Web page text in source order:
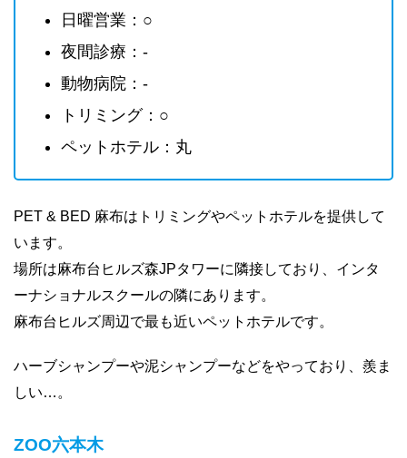
日曜営業：○
夜間診療：-
動物病院：-
トリミング：○
ペットホテル：丸
PET & BED 麻布はトリミングやペットホテルを提供して
います。
場所は麻布台ヒルズ森JPタワーに隣接しており、インタ
ーナショナルスクールの隣にあります。
麻布台ヒルズ周辺で最も近いペットホテルです。
ハーブシャンプーや泥シャンプーなどをやっており、羨ま
しい…。
ZOO六本木